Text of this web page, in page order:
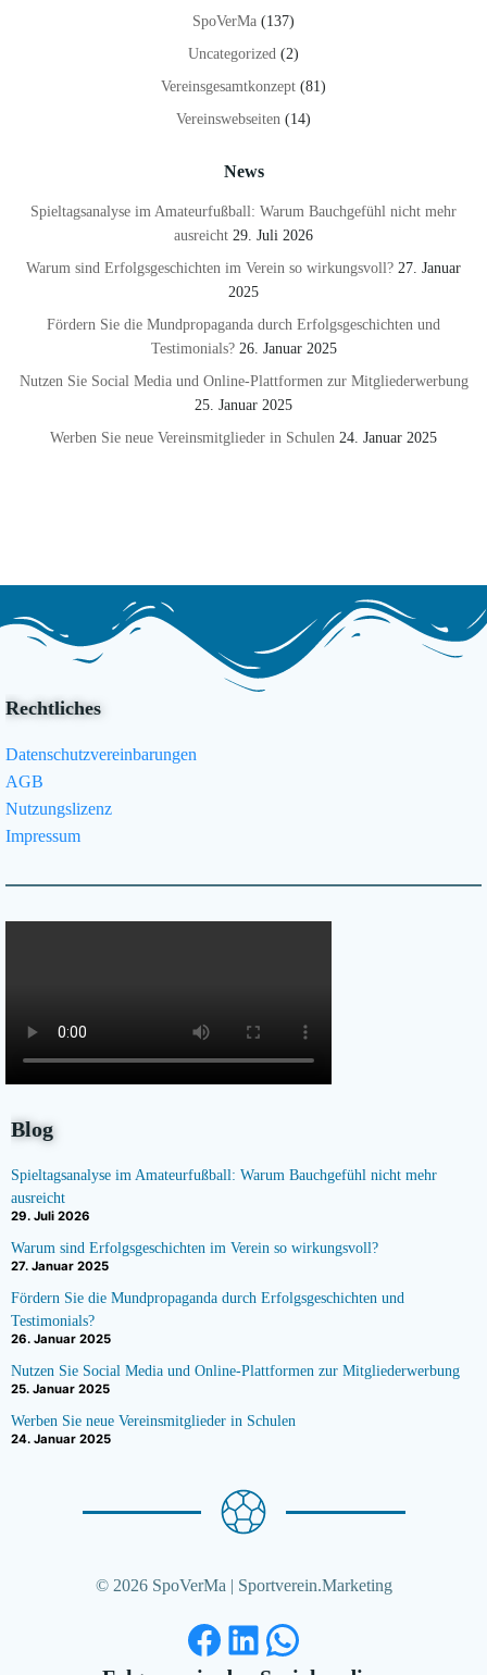
SpoVerMa (137)
Uncategorized (2)
Vereinsgesamtkonzept (81)
Vereinswebseiten (14)
News
Spieltagsanalyse im Amateurfußball: Warum Bauchgefühl nicht mehr
ausreicht 29. Juli 2026
Warum sind Erfolgsgeschichten im Verein so wirkungsvoll? 27. Januar
2025
Fördern Sie die Mundpropaganda durch Erfolgsgeschichten und
Testimonials? 26. Januar 2025
Nutzen Sie Social Media und Online-Plattformen zur Mitgliederwerbung
25. Januar 2025
Werben Sie neue Vereinsmitglieder in Schulen 24. Januar 2025
Rechtliches
Datenschutzvereinbarungen
AGB
Nutzungslizenz
Impressum
Blog
Spieltagsanalyse im Amateurfußball: Warum Bauchgefühl nicht mehr
ausreicht
29. Juli 2026
Warum sind Erfolgsgeschichten im Verein so wirkungsvoll?
27. Januar 2025
Fördern Sie die Mundpropaganda durch Erfolgsgeschichten und
Testimonials?
26. Januar 2025
Nutzen Sie Social Media und Online-Plattformen zur Mitgliederwerbung
25. Januar 2025
Werben Sie neue Vereinsmitglieder in Schulen
24. Januar 2025
© 2026 SpoVerMa | Sportverein.Marketing
Facebook
LinkedIn
WhatsApp